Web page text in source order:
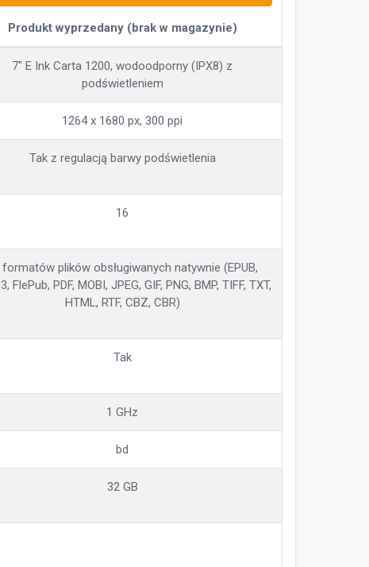
Produkt wyprzedany (brak w magazynie)
7" E Ink Carta 1200, wodoodporny (IPX8) z
podświetleniem
1264 x 1680 px, 300 ppi
Tak z regulacją barwy podświetlenia
16
formatów plików obsługiwanych natywnie (EPUB,
FlePub, PDF, MOBI, JPEG, GIF, PNG, BMP, TIFF, TXT,
HTML, RTF, CBZ, CBR)
Tak
1 GHz
bd
32 GB